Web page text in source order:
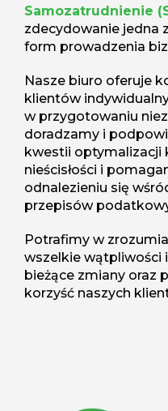
Samozatrudnienie
zdecydowanie jedna
form prowadzenia
Nasze biuro oferuje
klientów
w przygotowaniu
doradzamy i
kwestii optymalizacji
nieścisłości i
odnalezieniu się
przepisów
Potrafimy w
wszelkie wątpliwości
bieżące zmiany oraz
korzyść naszych